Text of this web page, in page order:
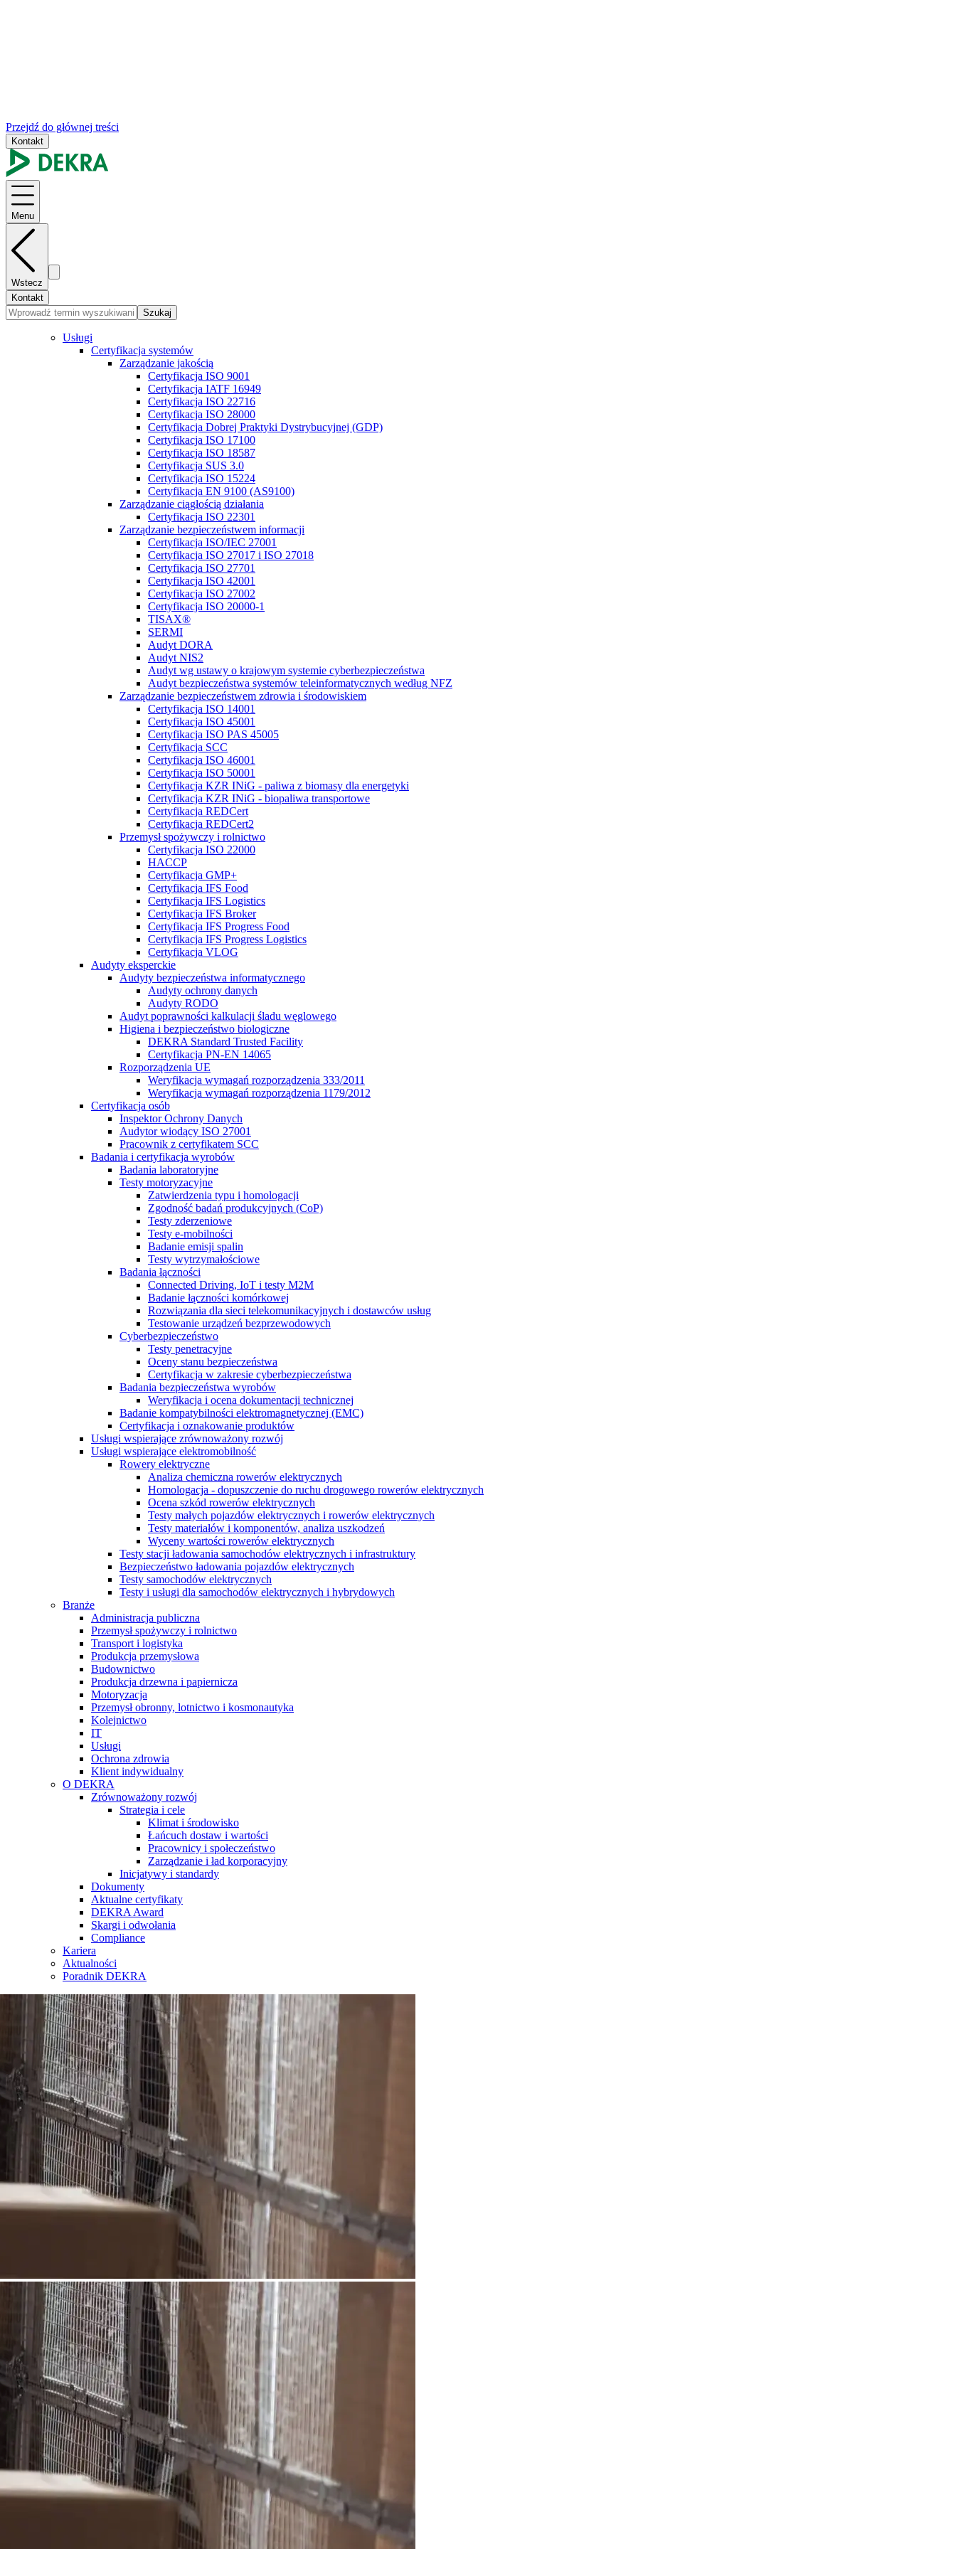
Przejdź do głównej treści
Kontakt
Menu
Wstecz
Kontakt
Szukaj
Usługi
Certyfikacja systemów
Zarządzanie jakością
Certyfikacja ISO 9001
Certyfikacja IATF 16949
Certyfikacja ISO 22716
Certyfikacja ISO 28000
Certyfikacja Dobrej Praktyki Dystrybucyjnej (GDP)
Certyfikacja ISO 17100
Certyfikacja ISO 18587
Certyfikacja SUS 3.0
Certyfikacja ISO 15224
Certyfikacja EN 9100 (AS9100)
Zarządzanie ciągłością działania
Certyfikacja ISO 22301
Zarządzanie bezpieczeństwem informacji
Certyfikacja ISO/IEC 27001
Certyfikacja ISO 27017 i ISO 27018
Certyfikacja ISO 27701
Certyfikacja ISO 42001
Certyfikacja ISO 27002
Certyfikacja ISO 20000-1
TISAX®
SERMI
Audyt DORA
Audyt NIS2
Audyt wg ustawy o krajowym systemie cyberbezpieczeństwa
Audyt bezpieczeństwa systemów teleinformatycznych według NFZ
Zarządzanie bezpieczeństwem zdrowia i środowiskiem
Certyfikacja ISO 14001
Certyfikacja ISO 45001
Certyfikacja ISO PAS 45005
Certyfikacja SCC
Certyfikacja ISO 46001
Certyfikacja ISO 50001
Certyfikacja KZR INiG - paliwa z biomasy dla energetyki
Certyfikacja KZR INiG - biopaliwa transportowe
Certyfikacja REDCert
Certyfikacja REDCert2
Przemysł spożywczy i rolnictwo
Certyfikacja ISO 22000
HACCP
Certyfikacja GMP+
Certyfikacja IFS Food
Certyfikacja IFS Logistics
Certyfikacja IFS Broker
Certyfikacja IFS Progress Food
Certyfikacja IFS Progress Logistics
Certyfikacja VLOG
Audyty eksperckie
Audyty bezpieczeństwa informatycznego
Audyty ochrony danych
Audyty RODO
Audyt poprawności kalkulacji śladu węglowego
Higiena i bezpieczeństwo biologiczne
DEKRA Standard Trusted Facility
Certyfikacja PN-EN 14065
Rozporządzenia UE
Weryfikacja wymagań rozporządzenia 333/2011
Weryfikacja wymagań rozporządzenia 1179/2012
Certyfikacja osób
Inspektor Ochrony Danych
Audytor wiodący ISO 27001
Pracownik z certyfikatem SCC
Badania i certyfikacja wyrobów
Badania laboratoryjne
Testy motoryzacyjne
Zatwierdzenia typu i homologacji
Zgodność badań produkcyjnych (CoP)
Testy zderzeniowe
Testy e-mobilności
Badanie emisji spalin
Testy wytrzymałościowe
Badania łączności
Connected Driving, IoT i testy M2M
Badanie łączności komórkowej
Rozwiązania dla sieci telekomunikacyjnych i dostawców usług
Testowanie urządzeń bezprzewodowych
Cyberbezpieczeństwo
Testy penetracyjne
Oceny stanu bezpieczeństwa
Certyfikacja w zakresie cyberbezpieczeństwa
Badania bezpieczeństwa wyrobów
Weryfikacja i ocena dokumentacji technicznej
Badanie kompatybilności elektromagnetycznej (EMC)
Certyfikacja i oznakowanie produktów
Usługi wspierające zrównoważony rozwój
Usługi wspierające elektromobilność
Rowery elektryczne
Analiza chemiczna rowerów elektrycznych
Homologacja - dopuszczenie do ruchu drogowego rowerów elektrycznych
Ocena szkód rowerów elektrycznych
Testy małych pojazdów elektrycznych i rowerów elektrycznych
Testy materiałów i komponentów, analiza uszkodzeń
Wyceny wartości rowerów elektrycznych
Testy stacji ładowania samochodów elektrycznych i infrastruktury
Bezpieczeństwo ładowania pojazdów elektrycznych
Testy samochodów elektrycznych
Testy i usługi dla samochodów elektrycznych i hybrydowych
Branże
Administracja publiczna
Przemysł spożywczy i rolnictwo
Transport i logistyka
Produkcja przemysłowa
Budownictwo
Produkcja drzewna i papiernicza
Motoryzacja
Przemysł obronny, lotnictwo i kosmonautyka
Kolejnictwo
IT
Usługi
Ochrona zdrowia
Klient indywidualny
O DEKRA
Zrównoważony rozwój
Strategia i cele
Klimat i środowisko
Łańcuch dostaw i wartości
Pracownicy i społeczeństwo
Zarządzanie i ład korporacyjny
Inicjatywy i standardy
Dokumenty
Aktualne certyfikaty
DEKRA Award
Skargi i odwołania
Compliance
Kariera
Aktualności
Poradnik DEKRA